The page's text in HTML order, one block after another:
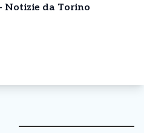
Notizie da Torino